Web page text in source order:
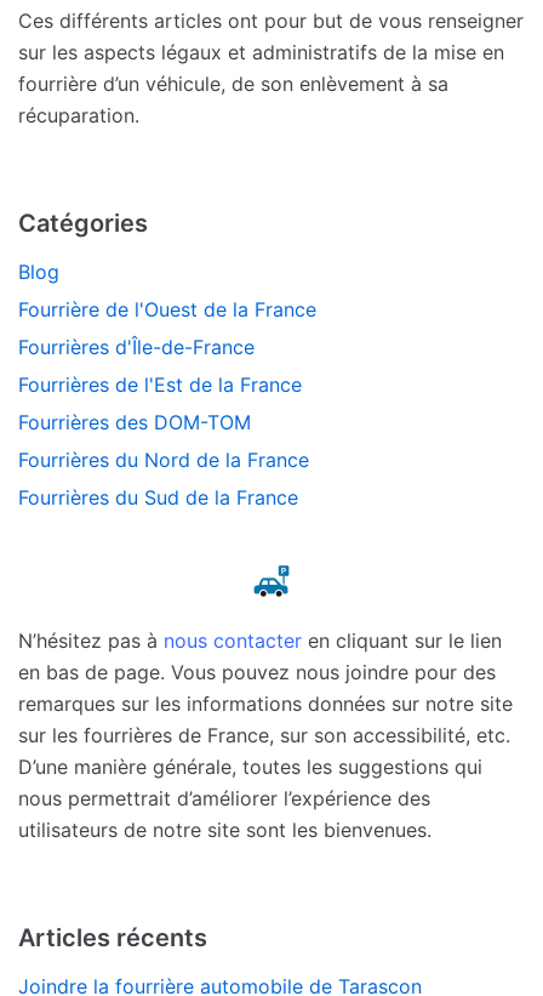
Ces différents articles ont pour but de vous renseigner
sur les aspects légaux et administratifs de la mise en
fourrière d’un véhicule, de son enlèvement à sa
récuparation.
Catégories
Blog
Fourrière de l'Ouest de la France
Fourrières d'Île-de-France
Fourrières de l'Est de la France
Fourrières des DOM-TOM
Fourrières du Nord de la France
Fourrières du Sud de la France
N’hésitez pas à nous contacter en cliquant sur le lien
en bas de page. Vous pouvez nous joindre pour des
remarques sur les informations données sur notre site
sur les fourrières de France, sur son accessibilité, etc.
D’une manière générale, toutes les suggestions qui
nous permettrait d’améliorer l’expérience des
utilisateurs de notre site sont les bienvenues.
Articles récents
Joindre la fourrière automobile de Tarascon